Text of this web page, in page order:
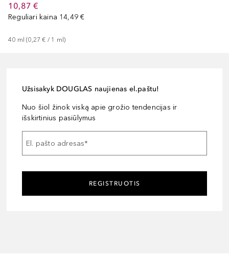
10,87 €
Reguliari kaina 14,49 €
40 ml (0,27 € / 1 ml)
Užsisakyk DOUGLAS naujienas el.paštu!
Nuo šiol žinok viską apie grožio tendencijas ir
išskirtinius pasiūlymus
El. pašto adresas*
REGISTRUOTIS